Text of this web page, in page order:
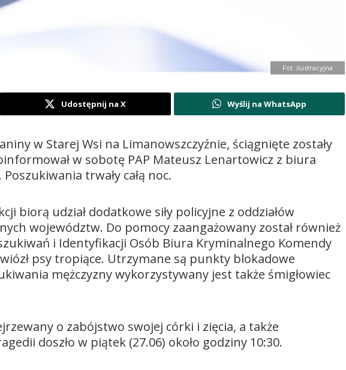
Fot. ilustracyjna
Udostępnij na X Wyślij na WhatsApp
w Starej Wsi na Limanowszczyźnie, ściągnięte zostały
w sobotę PAP Mateusz Lenartowicz z biura
trwały całą noc.
biorą udział dodatkowe siły policyjne z oddziałów
województw. Do pomocy zaangażowany został również
i Identyfikacji Osób Biura Kryminalnego Komendy
psy tropiące. Utrzymane są punkty blokadowe
mężczyzny wykorzystywany jest także śmigłowiec
o zabójstwo swojej córki i zięcia, a także
doszło w piątek (27.06) około godziny 10:30.